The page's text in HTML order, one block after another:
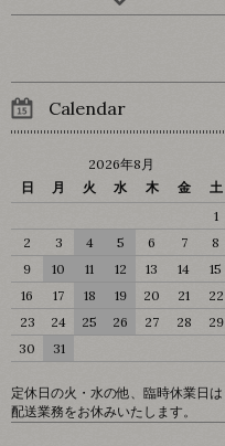
Calendar
2026年8月
日
月 火 水 木 金
土
1
2
3 4 5 6 7
8
9
10 11 12 13 14
15
16
17 18 19 20 21
22
23
24 25 26 27 28
29
30
31
定休日の火・水の他、臨時休業日は
配送業務をお休みいたします。